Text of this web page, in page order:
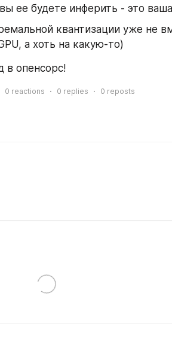
ее будете инферить - это
квантизации уже не
а хоть на какую-то)
в опенсорс!
0 reactions 0 replies 0 reposts